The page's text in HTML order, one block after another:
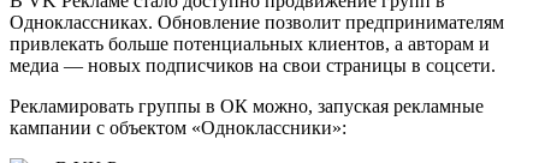
Одноклассниках. Обновление позволит предпринимателям
привлекать больше потенциальных клиентов, а авторам и
медиа — новых подписчиков на свои страницы в соцсети.
Рекламировать группы в ОК можно, запуская рекламные
кампании с объектом «Одноклассники»: